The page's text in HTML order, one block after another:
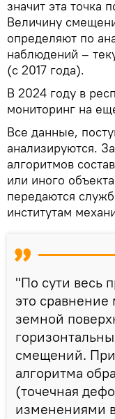
значит эта точка
Величину
определяют по
наблюдений –
(с 2017 года).
В 2024 году в
мониторинг на
Все данные,
анализируются.
алгоритмов
или иного
передаются
институтам
"По сути весь
это
земной
смещений. При
алгоритма
(точечная
изменениями